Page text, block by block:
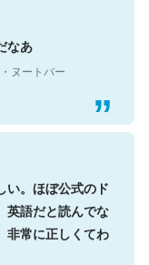
なあ
ヌートバー
い。ほぼ公式のド
語だと読んでな
常に正しくてわ